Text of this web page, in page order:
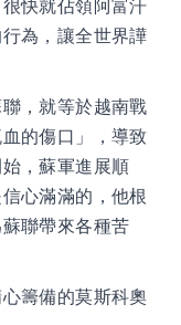
快就佔領阿富汗
為，讓全世界譁
，就等於越南戰
的傷口」，導致
，蘇軍進展順
心滿滿的，他根
聯帶來各種苦
籌備的莫斯科奧